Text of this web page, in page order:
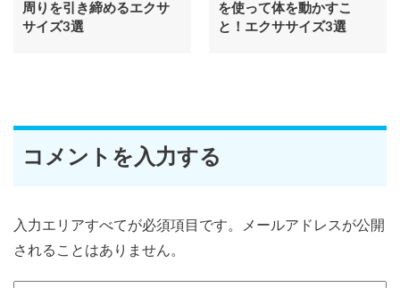
周りを引き締めるエクサ
サイズ3選
を使って体を動かすこ
と！エクササイズ3選
コメントを入力する
入力エリアすべてが必須項目です。メールアドレスが公開
されることはありません。